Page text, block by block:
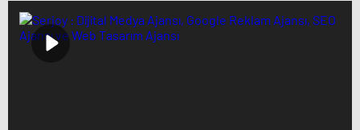
kurtulan tek telefonlar
bunlar!